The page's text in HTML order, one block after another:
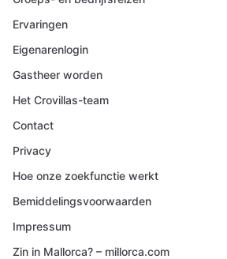
Ervaringen
Eigenarenlogin
Gastheer worden
Het Crovillas-team
Contact
Privacy
Hoe onze zoekfunctie werkt
Bemiddelingsvoorwaarden
Impressum
Zin in Mallorca? – millorca.com